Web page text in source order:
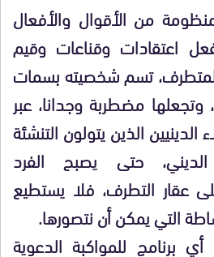
من الأقوال والأفعال
اعتقادات وقناعات وقيم
تسم شخصيته بسمات
مضطربة وجدانا، عبر
الدينيين الذين يتولون التنشئة
الديني، حتى يصبح الفرد
عقار التطرف، فلا يستطيع
التي يمكن أن نتصورها.
برنامج للمواكبة الدعوية